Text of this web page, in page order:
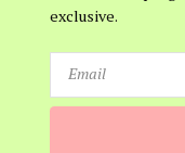
exclusive.